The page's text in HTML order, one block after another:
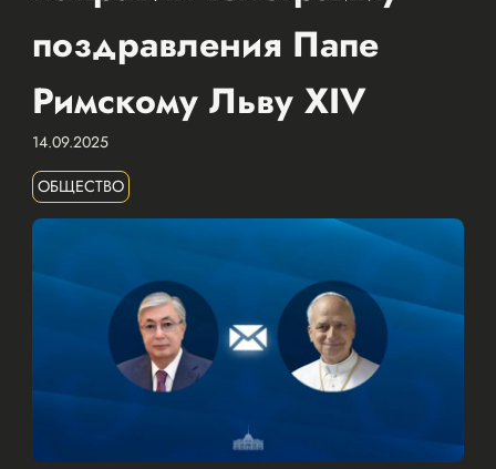
поздравления Папе
Римскому Льву XIV
14.09.2025
ОБЩЕСТВО